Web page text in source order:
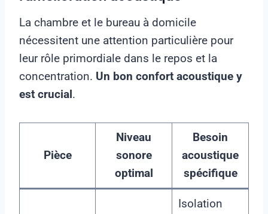
La chambre et le bureau à domicile
nécessitent une attention particulière pour
leur rôle primordiale dans le repos et la
concentration. Un bon confort acoustique y
est crucial.
Pièce
Niveau
sonore
optimal
Besoin
acoustique
spécifique
Isolation